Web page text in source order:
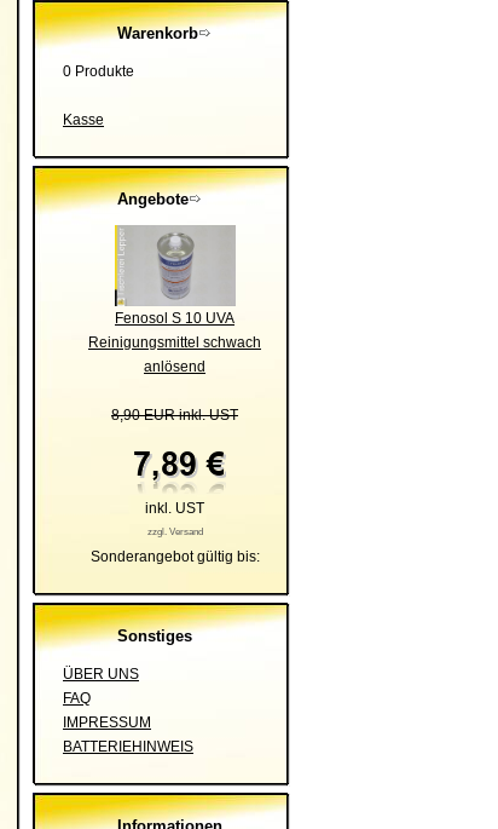
Warenkorb
0 Produkte
Kasse
Angebote
Fenosol S 10 UVA
Reinigungsmittel schwach
anlösend
8,90 EUR inkl. UST
inkl. UST
zzgl. Versand
Sonderangebot gültig bis:
Sonstiges
ÜBER UNS
FAQ
IMPRESSUM
BATTERIEHINWEIS